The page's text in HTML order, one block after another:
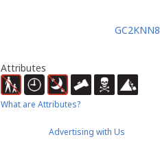
GC2KNN8
Attributes
What are Attributes?
Advertising with Us